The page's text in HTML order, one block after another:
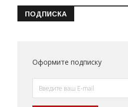
ПОДПИСКА
Оформите подписку